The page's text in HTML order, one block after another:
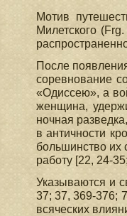
Мотив
Милетского
После
соревнование
«Одиссею», а
женщина,
ночная
в античности
большинство их
работу [22, 24-
Указываются и
37; 37, 369-376;
всяческих